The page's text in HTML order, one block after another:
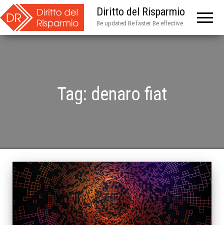
Diritto del Risparmio
Be updated Be faster Be effective
Tag: denaro fiat